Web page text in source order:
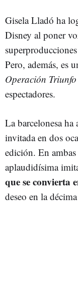
Gisela Lladó ha
Disney al poner
Pero, además, es
Operación Triunfo
espectadores.
La barcelonesa ha
invitada en dos
edición. En
aplaudidísima
que se convierta
deseo en la